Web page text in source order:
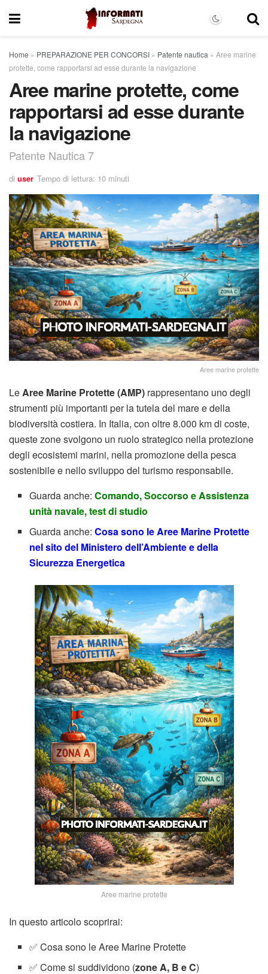
Home » PREPARAZIONE PER CONCORSI » Patente nautica » Aree marine
protette, come rapportarsi ad esse durante la navigazione
Aree marine protette, come
rapportarsi ad esse durante
la navigazione
Patente Nautica 7
di user Tempo di lettura: 10 minuti
Aree marine protette
LeAree Marine Protette (AMP) rappresentano uno degli
strumenti più importanti per la tutela del mare e della
biodiversità costiera. In Italia, con oltre 8.000 km di coste,
queste zone svolgono un ruolo strategico nella protezione
degli ecosistemi marini, nella promozione della pesca
sostenibile e nello sviluppo del turismo responsabile.
Guarda anche:Comando, Soccorso e Assistenza
unità navale, test di studio
Guarda anche:Cosa sono le Aree Marine Protette
nel sito del Ministero dell’Ambiente e della
Sicurezza Energetica
Aree marine protette
In questo articolo scoprirai:
✅ Cosa sono le Aree Marine Protette
✅ Come si suddividono (zone A, B e C)